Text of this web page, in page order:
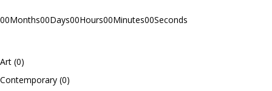
00Months00Days00Hours00Minutes00Seconds
Art (0)
Contemporary (0)